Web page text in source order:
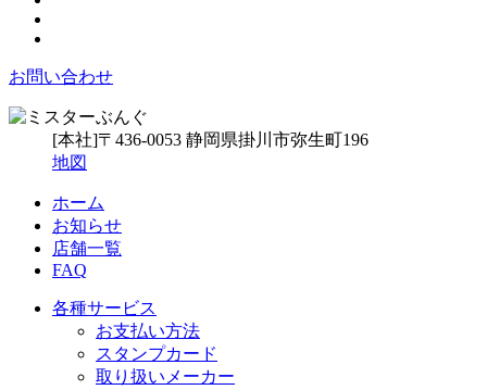
お問い合わせ
[本社]〒436-0053 静岡県掛川市弥生町196
地図
ホーム
お知らせ
店舗一覧
FAQ
各種サービス
お支払い方法
スタンプカード
取り扱いメーカー